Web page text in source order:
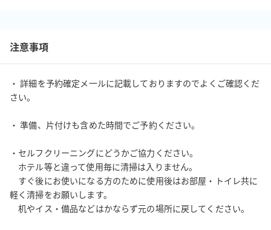
ご希望の多かったプロジェクター(※)もご用意いたしました。
※故障を機にあらたに輝度の高いプロジェクターを導入しまし
た。(H31.1/24)
い。
もしご希望の装備がありましたら遠慮なくリクエストして下さ
い。
注意事項
・ 詳細を予約確定メ一ルに記載しておりますのでよくご確認くだ
さい。
・ 準備、片付けも含めた時間でご予約ください。
・セルフクリーニングにどうかご協力ください。
ホテル等と違って使用毎に清掃は入りません。
すぐ後にお使いになる方のために使用後はお部屋・トイレ共に
軽く清掃をお願いします。
机やイス・備品などはかならず元の場所に戻してください。